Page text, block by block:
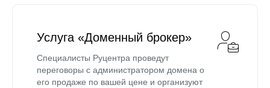
Услуга «Доменный брокер»
Специалисты Руцентра проведут
переговоры с администратором домена о
его продаже по вашей цене и организуют